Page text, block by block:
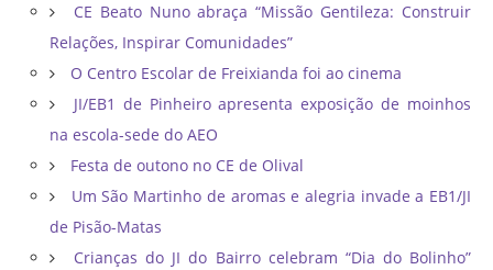
CE Beato Nuno abraça “Missão Gentileza: Construir
Relações, Inspirar Comunidades”
O Centro Escolar de Freixianda foi ao cinema
JI/EB1 de Pinheiro apresenta exposição de moinhos
na escola-sede do AEO
Festa de outono no CE de Olival
Um São Martinho de aromas e alegria invade a EB1/JI
de Pisão-Matas
Crianças do JI do Bairro celebram “Dia do Bolinho”